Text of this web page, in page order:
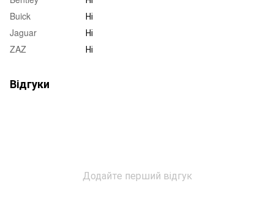
Buick
Ні
Jaguar
Ні
ZAZ
Ні
Відгуки
Додайте перший відгук